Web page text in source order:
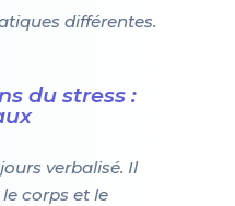
différentes.
du stress :
verbalisé. Il
corps et le